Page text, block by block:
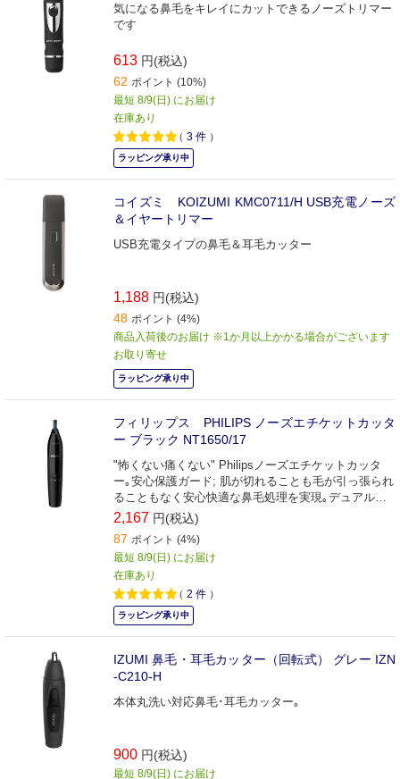
気になる鼻毛をキレイにカットできるノーズトリマー
です
613 円(税込)
62 ポイント (10%)
最短 8/9(日) にお届け
在庫あり
（ 3 件 ）
ラッピング承り中
コイズミ KOIZUMI KMC0711/H USB充電ノーズ
＆イヤートリマー
USB充電タイプの鼻毛＆耳毛カッター
1,188 円(税込)
48 ポイント (4%)
商品入荷後のお届け ※1か月以上かかる場合がございます
お取り寄せ
ラッピング承り中
フィリップス PHILIPS ノーズエチケットカッタ
ー ブラック NT1650/17
"怖くない痛くない" Philipsノーズエチケットカッタ
ー｡安心保護ガード; 肌が切れることも毛が引っ張られ
ることもなく安心快適な鼻毛処理を実現｡デュアルサ
イドカット;両サイドのカッターが効率よく鼻毛をキャ
ッチし､すばやくカット｡
2,167 円(税込)
87 ポイント (4%)
最短 8/9(日) にお届け
在庫あり
（ 2 件 ）
ラッピング承り中
IZUMI 鼻毛・耳毛カッター（回転式） グレー IZN
-C210-H
本体丸洗い対応鼻毛･耳毛カッター｡
900 円(税込)
最短 8/9(日) にお届け